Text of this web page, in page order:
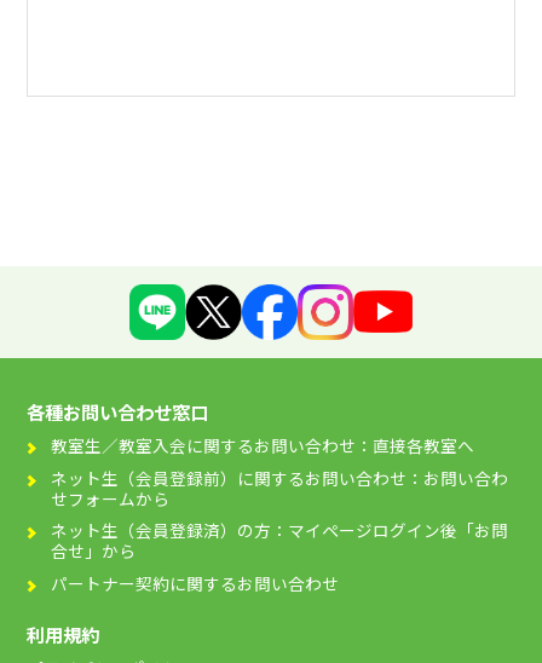
各種お問い合わせ窓口
教室生／教室入会に関するお問い合わせ：直接各教室へ
ネット生（会員登録前）に関するお問い合わせ：お問い合わ
せフォームから
ネット生（会員登録済）の方：マイページログイン後「お問
合せ」から
パートナー契約に関するお問い合わせ
利用規約